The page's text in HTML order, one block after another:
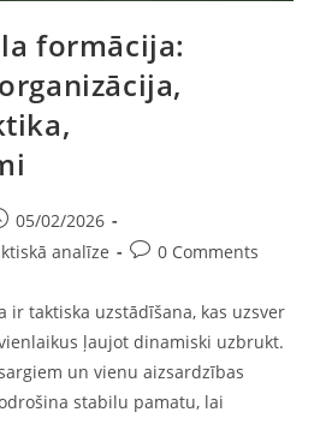
formācija:
05/02/2026
analīze
Post0 Comments
ir taktiska uzstādīšana, kas uzsver
ļaujot dinamiski uzbrukt.
un vienu aizsardzības
stabilu pamatu, lai